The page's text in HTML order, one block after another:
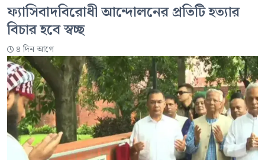
ফ্যাসিবাদবিরোধী আন্দোলনের প্রতিটি হত্যার
বিচার হবে স্বচ্ছ
৪ দিন আগে